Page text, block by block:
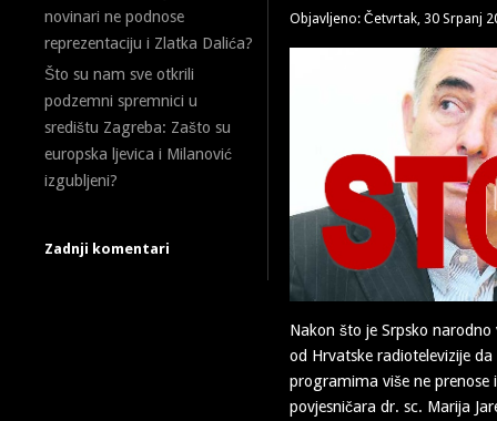
novinari ne podnose
reprezentaciju i Zlatka Dalića?
Što su nam sve otkrili
podzemni spremnici u
središtu Zagreba: Zašto su
europska ljevica i Milanović
izgubljeni?
Zadnji komentari
Objavljeno: Četvrtak, 30 Srpanj
Nakon što je Srpsko narodno
od Hrvatske radiotelevizije da
programima više ne prenose
povjesničara dr. sc. Marija